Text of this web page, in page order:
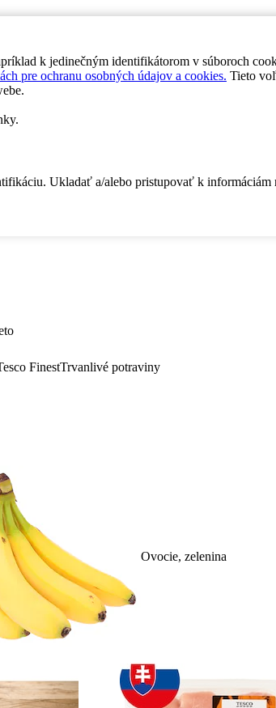
k jedinečným identifikátorom v súboroch
pre ochranu osobných údajov a cookies. Tieto
Ukladať a/alebo pristupovať k informáciám
FinestTrvanlivé potraviny
Ovocie, zelenina